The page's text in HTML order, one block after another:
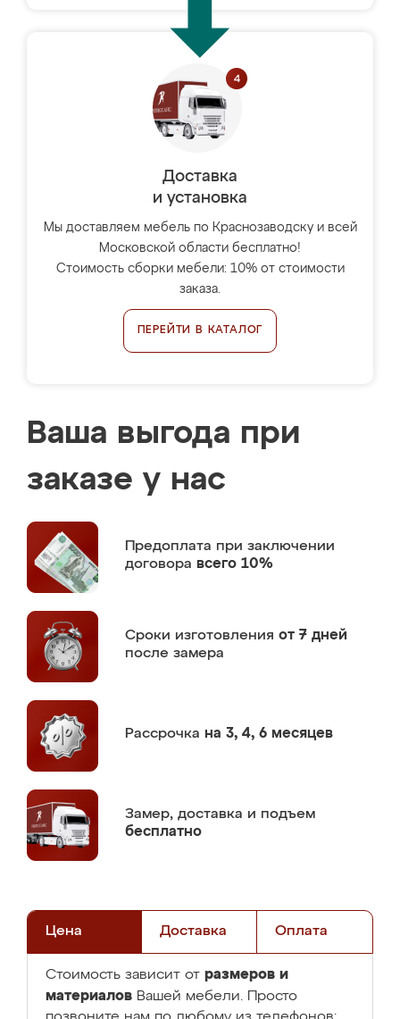
Доставка
и установка
Мы доставляем мебель по Краснозаводску и всей
Московской области бесплатно!
Стоимость сборки мебели: 10% от стоимости
заказа.
ПЕРЕЙТИ В КАТАЛОГ
Ваша выгода при
заказе у нас
Предоплата при заключении
договора всего 10%
Сроки изготовления от 7 дней
после замера
Рассрочка на 3, 4, 6 месяцев
Замер, доставка и подъем
бесплатно
Цена Доставка Оплата
Стоимость зависит от размеров и
материалов Вашей мебели. Просто